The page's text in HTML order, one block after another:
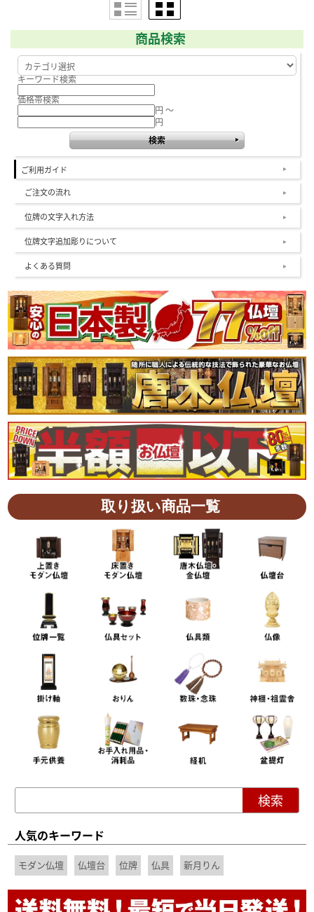
商品検索
キーワード検索
価格帯検索
円 ～
円
ご利用ガイド
ご注文の流れ
位牌の文字入れ方法
位牌文字追加彫りについて
よくある質問
取り扱い商品一覧
人気のキーワード
モダン仏壇 仏壇台 位牌 仏具 新月りん